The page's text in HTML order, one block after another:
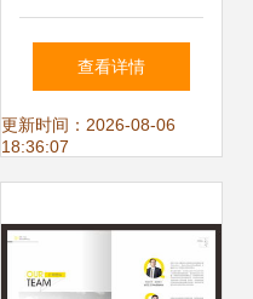
企业形象设计与策
划 塑造优雅与创新
查看详情
更新时间：2026-08-06
18:36:07